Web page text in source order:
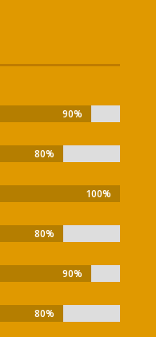
90%
90%
80%
80%
100%
100%
80%
80%
90%
90%
80%
80%